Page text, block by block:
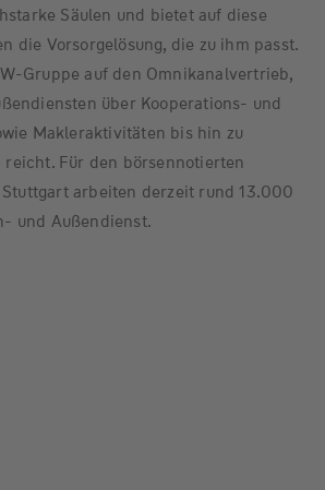
Säulen und bietet auf diese
die Vorsorgelösung, die zu ihm passt.
Gruppe auf den Omnikanalvertrieb,
über Kooperations- und
Makleraktivitäten bis hin zu
Für den börsennotierten
arbeiten derzeit rund 13.000
und Außendienst.